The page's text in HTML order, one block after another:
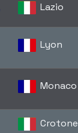
Lazio
Lyon
Monaco
Crotone